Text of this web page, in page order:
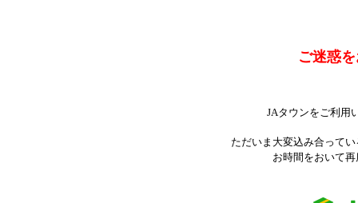
ご迷惑
JAタウンをご利用
ただいま大変込み合って
お時間をおいて